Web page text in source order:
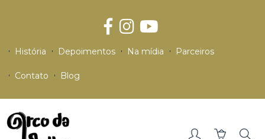
História Depoimentos Na mídia Parceiros
Contato Blog